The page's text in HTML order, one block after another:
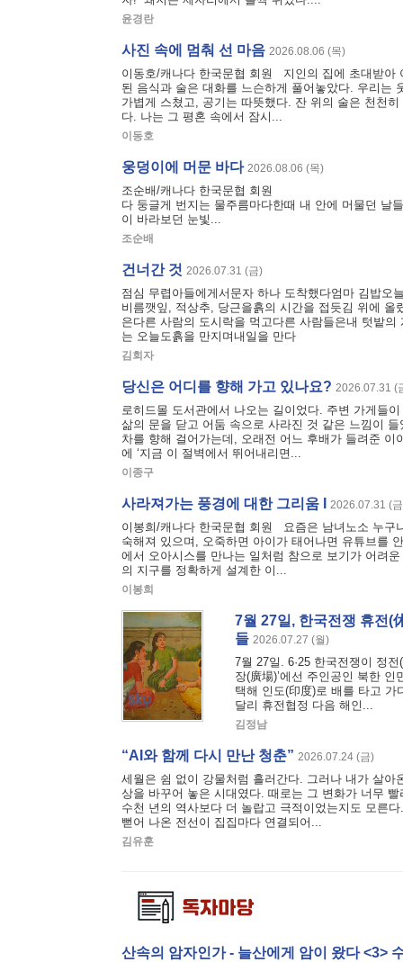
윤경란
사진 속에 멈춰 선 마음 2026.08.06 (목)
이동호/캐나다 한국문협 회원 지인의 집에 초대받아
된 음식과 술은 대화를 느슨하게 풀어놓았다. 우리
가볍게 스쳤고, 공기는 따뜻했다. 잔 위의 술은 천천
다. 나는 그 평혼 속에서 잠시...
이동호
웅덩이에 머문 바다 2026.08.06 (목)
조순배/캐나다 한국문협 회원 비 오는 오
다 둥글게 번지는 물주름마다한때 내 안에 머물던 날
이 바라보던 눈빛...
조순배
건너간 것 2026.07.31 (금)
점심 무렵아들에게서문자 하나 도착했다엄마 김밥오
비름깻잎, 적상추, 당근을흙의 시간을 접듯김 위에
은다른 사람의 도시락을 먹고다른 사람들은내 텃밭
는 오늘도흙을 만지며내일을 만다
김회자
당신은 어디를 향해 가고 있나요? 2026.07.31 (
로히드몰 도서관에서 나오는 길이었다. 주변 가게들
삶의 문을 닫고 어둠 속으로 사라진 것 같은 느낌이
차를 향해 걸어가는데, 오래전 어느 후배가 들려준
에 ‘지금 이 절벽에서 뛰어내리면...
이종구
사라져가는 풍경에 대한 그리움 I 2026.07.31 (
이봉희/캐나다 한국문협 회원 요즘은 남녀노소 누구
숙해져 있으며, 오죽하면 아이가 태어나면 유튜브를
에서 오아시스를 만나는 일처럼 참으로 보기가 어려
의 지구를 정확하게 설계한 이...
이봉희
7월 27일, 한국전쟁 휴전(
들 2026.07.27 (월)
7월 27일. 6·25 한국전쟁이 정
장(廣場)’에선 주인공인 북한
택해 인도(印度)로 배를 타고
달리 휴전협정 다음 해인...
김정남
“AI와 함께 다시 만난 청춘” 2026.07.24 (금)
세월은 쉼 없이 강물처럼 흘러간다. 그러나 내가 살
상을 바꾸어 놓은 시대였다. 때로는 그 변화가 너무
수천 년의 역사보다 더 놀랍고 극적이었는지도 모른
뻗어 나온 전선이 집집마다 연결되어...
김유훈
산속의 암자인가 - 늘산에게 암이 왔다 <3>